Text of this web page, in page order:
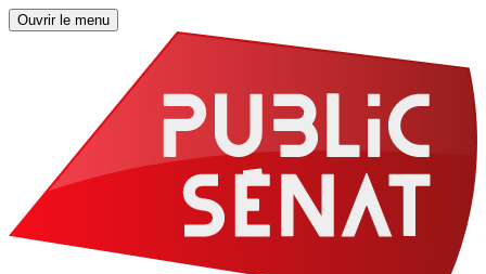
Ouvrir le menu